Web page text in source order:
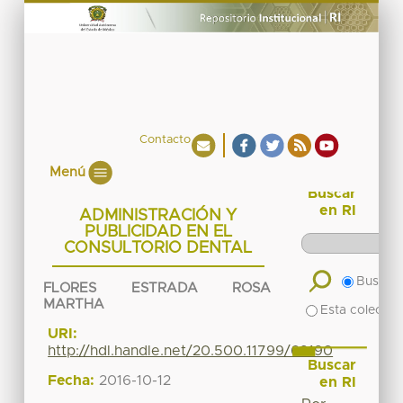
Contacto
Menú
ADMINISTRACIÓN Y
PUBLICIDAD EN EL
CONSULTORIO DENTAL
FLORES ESTRADA ROSA
MARTHA
URI:
http://hdl.handle.net/20.500.11799/69190
Fecha: 2016-10-12
Buscar
en RI
Buscar
Esta
Buscar
en RI